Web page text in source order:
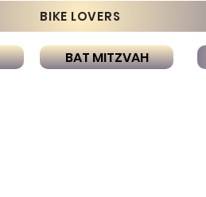
BIKE LOVERS
BAT MITZVAH